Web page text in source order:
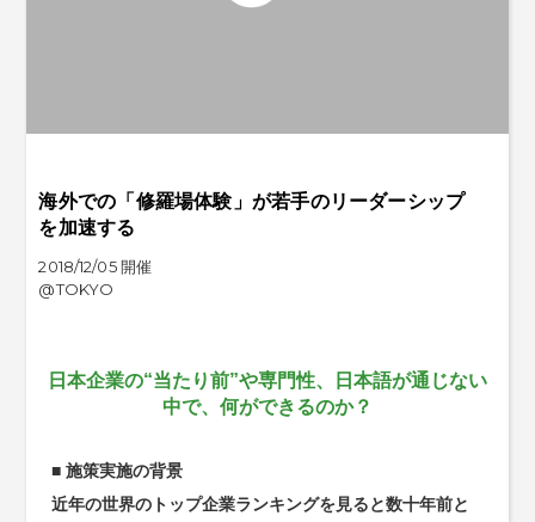
海外での「修羅場体験」が若手のリーダーシップ
を加速する
2018/12/05 開催
@TOKYO
日本企業の“当たり前”や専門性、日本語が通じない
中で、何ができるのか？
■ 施策実施の背景
近年の世界のトップ企業ランキングを見ると数十年前と